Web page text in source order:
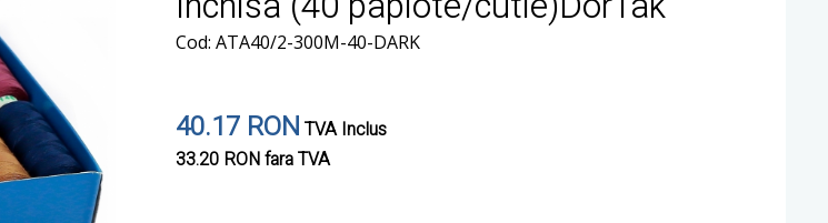
Cod: ATA40/2-300M-40-DARK
40.17 RON TVA Inclus
33.20 RONfara TVA